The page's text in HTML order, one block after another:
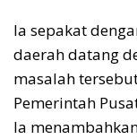
Ia sepakat
daerah datang
masalah
Pemerintah
Ia